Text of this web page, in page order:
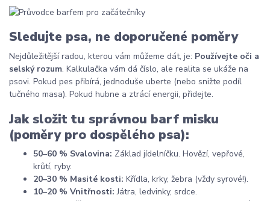
Sledujte psa, ne doporučené poměry
Nejdůležitější radou, kterou vám můžeme dát, je: Používejte oči a
selský rozum. Kalkulačka vám dá číslo, ale realita se ukáže na
psovi. Pokud pes přibírá, jednoduše uberte (nebo snižte podíl
tučného masa). Pokud hubne a ztrácí energii, přidejte.
Jak složit tu správnou barf misku
(poměry pro dospělého psa):
50–60 % Svalovina: Základ jídelníčku. Hovězí, vepřové,
krůtí, ryby.
20–30 % Masité kosti: Křídla, krky, žebra (vždy syrové!).
10–20 % Vnitřnosti: Játra, ledvinky, srdce.